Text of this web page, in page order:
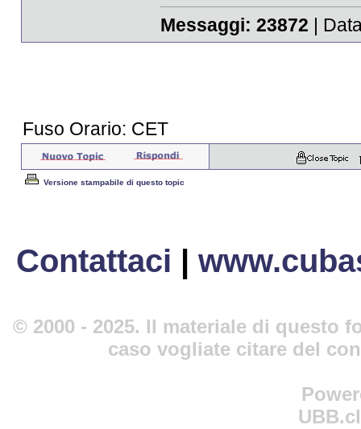
Messaggi: 23872 |
Fuso Orario: CET
Versione stampabile di questo topic
Contattaci |
© 2000 - 2025. Il materiale di questo
caso vogliate citare del